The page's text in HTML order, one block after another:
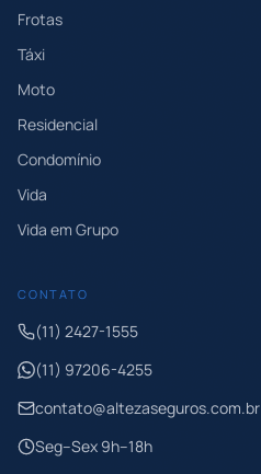
Frotas
Táxi
Moto
Residencial
Condomínio
Vida
Vida em Grupo
CONTATO
(11) 2427-1555
(11) 97206-4255
contato@altezaseguros.com.br
Seg–Sex 9h–18h